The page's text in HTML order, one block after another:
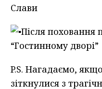
Слави
Після поховання
“Гостинному дворі”
P.S. Нагадаємо,
зіткнулися з